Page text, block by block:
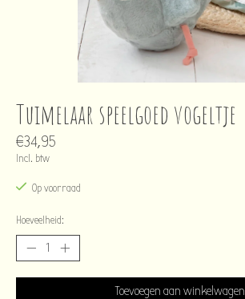
Tuimelaar speelgoed vogeltje
€34,95
Incl. btw
Op voorraad
Hoeveelheid:
Toevoegen aan winkelwagen